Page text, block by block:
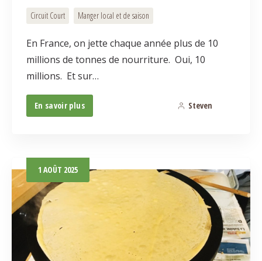
Circuit Court Manger local et de saison
En France, on jette chaque année plus de 10
millions de tonnes de nourriture. Oui, 10
millions. Et sur…
En savoir plus Steven
1 AOÛT 2025